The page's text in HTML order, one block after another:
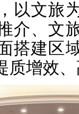
以文旅
介、文
搭建区
质增效